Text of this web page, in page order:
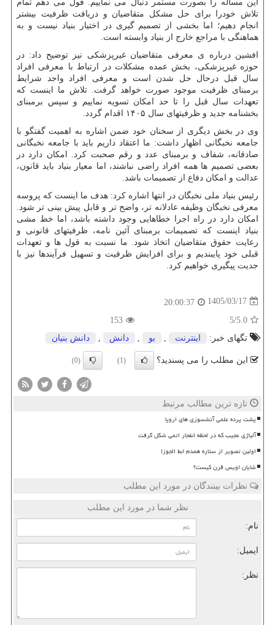
این مساله را بصورت مستمر دنبال می نماییم. قول می دهم تمام
تلاش خودرا برای حل مشکل متقاضیان و دریافت ظرفیت بیشتر
انجام دهیم؛ اما بخشی از تصمیم گیری در اختیار بنیاد نیست و به
هماهنگی با مراجع خارج از بنیاد وابسته است.
افشین درباره ی معرفی متقاضیان غیرپزشکی نیز توضیح داد: در
حوزه غیرپزشکی، بخش عمده مشکلات در ارتباط با معرفی افراد
سال قبل درحال حل شدن است و معرفی افراد واجد شرایط
برمبنای ظرفیت موجود صورت خواهد گرفت. تلاش ما اینست که
تعهدات سال قبل را تا حد امکان تسویه نماییم و سپس برمبنای
بخشنامه جدید و ظرفیتهای سال ۱۴۰۵ اقدام گردد.
وی در بخش دیگری از سخنان خود ضمن اشاره به اهمیت گفتگو با
جامعه نخبگانی اظهار داشت: ما اعتقاد داریم باید با جامعه نخبگانی
صادقانه، شفاف و برمبنای عدد و رقم صحبت کرد. امکان دارد در
بعضی تصمیم ها همه افراد راضی نباشند، اما معیار بنیاد باید قانون،
عدالت و امکان دفاع از تصمیمات باشد.
رئیس بنیاد ملی نخبگان در انتها اشاره کرد: هدف ما اینست که پروسه
معرفی نخبگان وظیفه عادلانه تر، واضح تر و قابل پیش بینی تر شود.
امکان دارد در راه اجرا خطاهایی وجود داشته باشد، اما خط مشی
بنیاد اینست که تصمیمات برمبنای آئین نامه، ظرفیتهای قانونی و
رعایت حقوق متقاضیان اتخاذ شود. ما نسبت به قول ها و تعهدات
قبلی خود پایبندیم و برای افزایش ظرفیت و تسهیل فرآیندها نیز با
جدیت پیگیری خواهیم کرد.
1405/03/17
20:00:37
5.0
/5
153
تگهای خبر:
اینترنت بو دانش دانش بنیان
این مطلب را می پسندید؟ (1)
(0)
تازه ترین مطالب مرتبط
پشت پرده علمی آتشسوزی های اروپا
آلیاژی عجیب که در لحظه انفجار اتمی شکل گرفت
اولین تصویر از ستاره همدم ابط الجوزا
شایان اویس قرن کیست؟
نظرات بینندگان در مورد این مطلب
نظر شما در مورد این مطلب
نام:
ایمیل:
نظر: